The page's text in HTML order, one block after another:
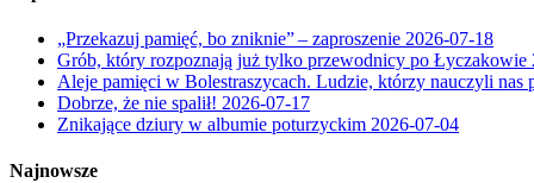
„Przekazuj pamięć, bo zniknie” – zaproszenie 2026-07-18
Grób, który rozpoznają już tylko przewodnicy po Łyczakowie
Aleje pamięci w Bolestraszycach. Ludzie, którzy nauczyli nas
Dobrze, że nie spalił! 2026-07-17
Znikające dziury w albumie poturzyckim 2026-07-04
Najnowsze